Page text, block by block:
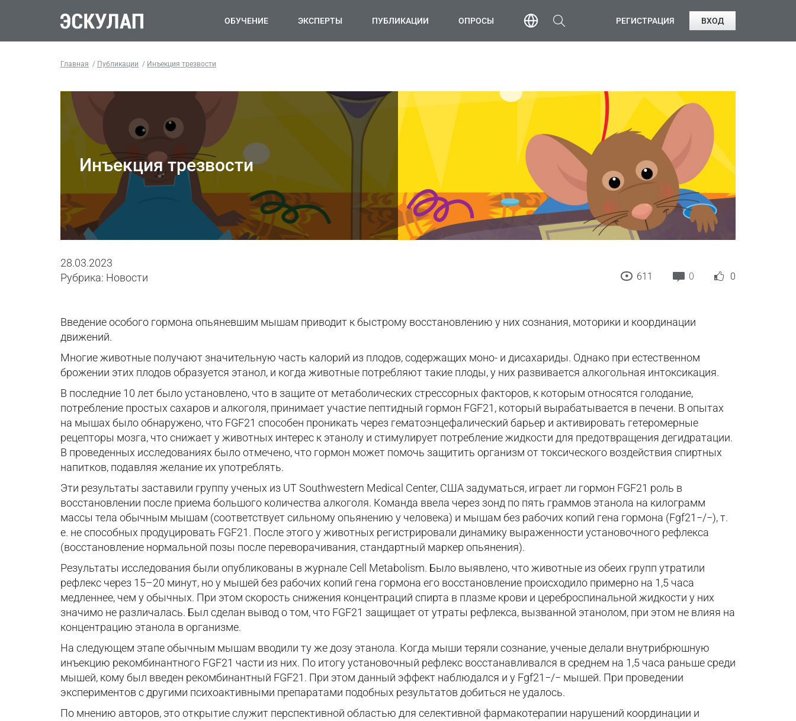
ОБУЧЕНИЕ ЭКСПЕРТЫ ПУБЛИКАЦИИ ОПРОСЫ РЕГИСТРАЦИЯ ВХОД
Главная Публикации Инъекция трезвости
Инъекция трезвости
28.03.2023
Рубрика: Новости
611 0 0
Введение особого гормона опьяневшим мышам приводит к быстрому восстановлению у них сознания, моторики и координации
движений.
Многие животные получают значительную часть калорий из плодов, содержащих моно- и дисахариды. Однако при естественном
брожении этих плодов образуется этанол, и когда животные потребляют такие плоды, у них развивается алкогольная интоксикация.
В последние 10 лет было установлено, что в защите от метаболических стрессорных факторов, к которым относятся голодание,
потребление простых сахаров и алкоголя, принимает участие пептидный гормон FGF21, который вырабатывается в печени. В опытах
на мышах было обнаружено, что FGF21 способен проникать через гематоэнцефалический барьер и активировать гетеромерные
рецепторы мозга, что снижает у животных интерес к этанолу и стимулирует потребление жидкости для предотвращения дегидратации.
В проведенных исследованиях было отмечено, что гормон может помочь защитить организм от токсического воздействия спиртных
напитков, подавляя желание их употреблять.
Эти результаты заставили группу ученых из UT Southwestern Medical Center, США задуматься, играет ли гормон FGF21 роль в
восстановлении после приема большого количества алкоголя. Команда ввела через зонд по пять граммов этанола на килограмм
массы тела обычным мышам (соответствует сильному опьянению у человека) и мышам без рабочих копий гена гормона (Fgf21−/−), т.
е. не способных продуцировать FGF21. После этого у животных регистрировали динамику выраженности установочного рефлекса
(восстановление нормальной позы после переворачивания, стандартный маркер опьянения).
Результаты исследования были опубликованы в журнале Cell Metabolism. Было выявлено, что животные из обеих групп утратили
рефлекс через 15–20 минут, но у мышей без рабочих копий гена гормона его восстановление происходило примерно на 1,5 часа
медленнее, чем у обычных. При этом скорость снижения концентраций спирта в плазме крови и цереброспинальной жидкости у них
значимо не различалась. Был сделан вывод о том, что FGF21 защищает от утраты рефлекса, вызванной этанолом, при этом не влияя на
концентрацию этанола в организме.
На следующем этапе обычным мышам вводили ту же дозу этанола. Когда мыши теряли сознание, ученые делали внутрибрюшную
инъекцию рекомбинантного FGF21 части из них. По итогу установочный рефлекс восстанавливался в среднем на 1,5 часа раньше среди
мышей, кому был введен рекомбинантный FGF21. При этом данный эффект наблюдался и у Fgf21−/− мышей. При проведении
экспериментов с другими психоактивными препаратами подобных результатов добиться не удалось.
По мнению авторов, это открытие служит перспективной областью для селективной фармакотерапии нарушений координации и